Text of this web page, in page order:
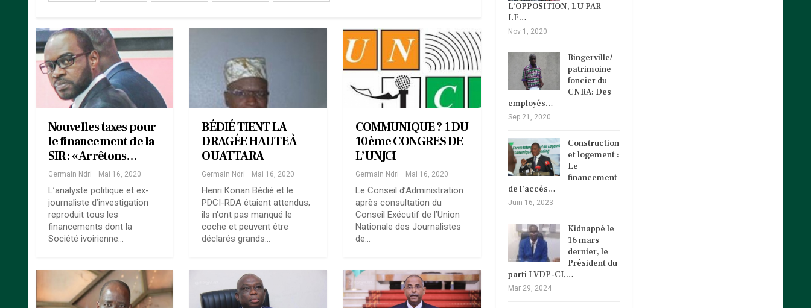
Nouvelles taxes pour
le financement de la
SIR : « Arrêtons…
Germain Ndri Mai 16, 2020
L’analyste politique et ex-
journaliste d’investigation
reproduit tous les
financements dont la
Société ivoirienne…
BÉDIÉ TIENT LA
DRAGÉE HAUTE À
OUATTARA
Germain Ndri Mai 16, 2020
Henri Konan Bédié et le
PDCI-RDA étaient attendus;
ils n'ont pas manqué le
coche et peuvent être
déclarés grands…
COMMUNIQUE ? 1 DU
10ème CONGRES DE
L’UNJCI
Germain Ndri Mai 16, 2020
Le Conseil d’Administration
après consultation du
Conseil Exécutif de l’Union
Nationale des Journalistes
de…
L’OPPOSITION, LU PAR
LE…
Nov 1, 2020
Bingerville/
patrimoine
foncier du
CNRA: Des
employés…
Sep 21, 2020
Construction
et logement :
Le
financement
de l’accès…
Juin 16, 2023
Kidnappé le
16 mars
dernier, le
Président du
parti LVDP-CI,…
Mar 29, 2024